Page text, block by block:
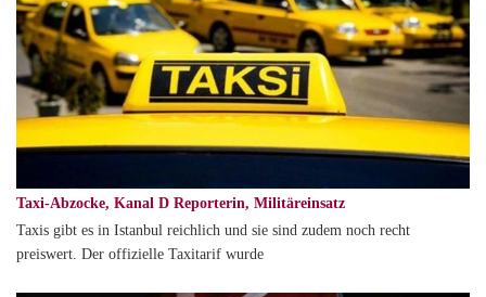
Taxi-Abzocke, Kanal D Reporterin, Militäreinsatz
Taxis gibt es in Istanbul reichlich und sie sind zudem noch recht
preiswert. Der offizielle Taxitarif wurde